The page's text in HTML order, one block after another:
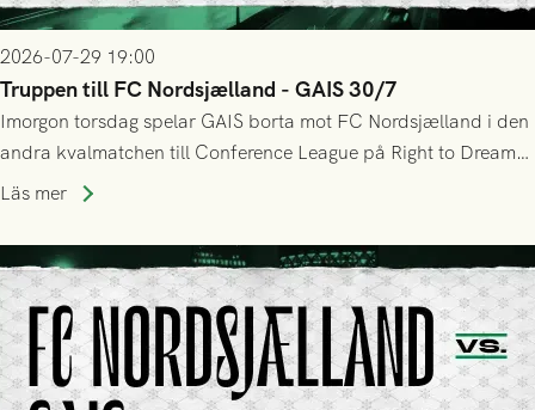
2026-07-29 19:00
Truppen till FC Nordsjælland - GAIS 30/7
Imorgon torsdag spelar GAIS borta mot FC Nordsjælland i den
andra kvalmatchen till Conference League på Right to Dream
Park! Fredrik Holmberg och ledarstaben har tagit ut följande
Läs mer